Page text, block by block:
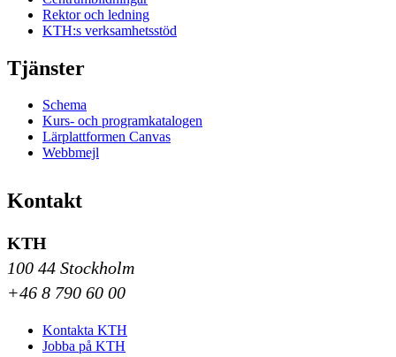
Rektor och ledning
KTH:s verksamhetsstöd
Tjänster
Schema
Kurs- och programkatalogen
Lärplattformen Canvas
Webbmejl
Kontakt
KTH
100 44 Stockholm
+46 8 790 60 00
Kontakta KTH
Jobba på KTH